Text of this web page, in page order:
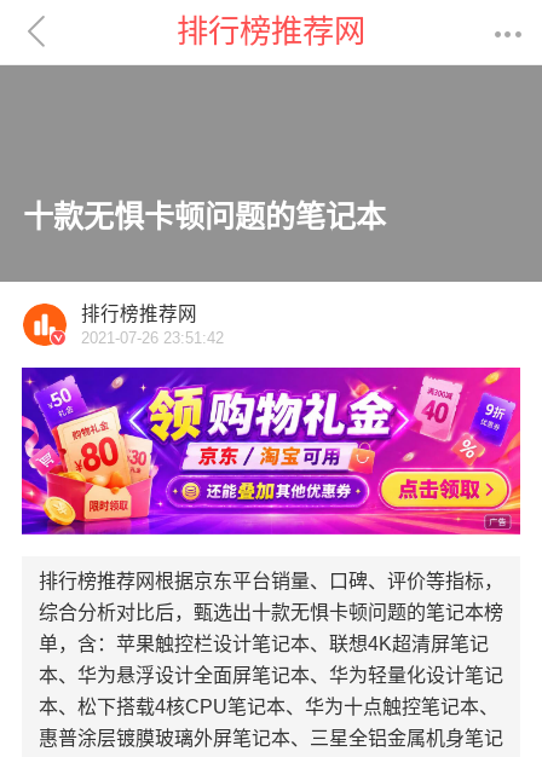
 排行榜推荐网 
十款无惧卡顿问题的笔记本

排行榜推荐网
2021-07-26 23:51:42
排行榜推荐网根据京东平台销量、口碑、评价等指标，
综合分析对比后，甄选出十款无惧卡顿问题的笔记本榜
单，含：苹果触控栏设计笔记本、联想4K超清屏笔记
本、华为悬浮设计全面屏笔记本、华为轻量化设计笔记
本、松下搭载4核CPU笔记本、华为十点触控笔记本、
惠普涂层镀膜玻璃外屏笔记本、三星全铝金属机身笔记